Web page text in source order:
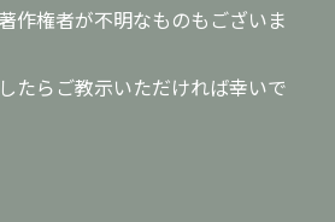
作権者が不明なものもございま
たらご教示いただければ幸いで